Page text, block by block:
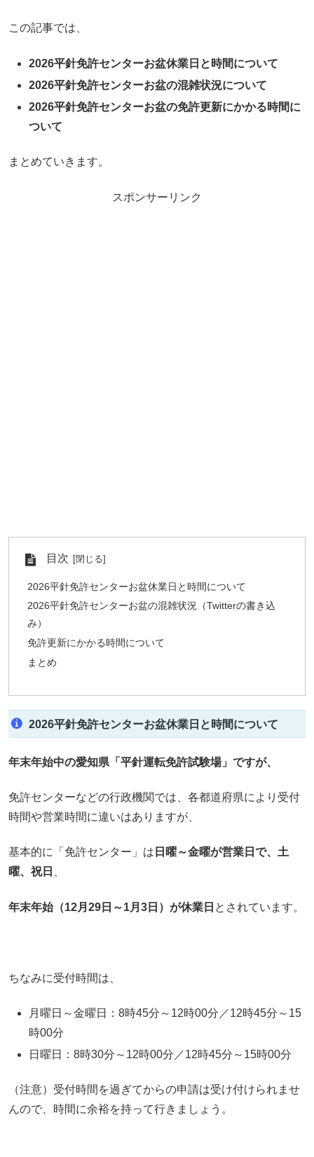
この記事では、
2026平針免許センターお盆休業日と時間について
2026平針免許センターお盆の混雑状況について
2026平針免許センターお盆の免許更新にかかる時間に
ついて
まとめていきます。
スポンサーリンク
目次
2026平針免許センターお盆休業日と時間について
2026平針免許センターお盆の混雑状況（Twitterの書き込
み）
免許更新にかかる時間について
まとめ
2026平針免許センターお盆休業日と時間について
年末年始中の愛知県「平針運転免許試験場」ですが、
免許センターなどの行政機関では、各都道府県により受付
時間や営業時間に違いはありますが、
基本的に「免許センター」は 日曜～金曜が営業日で、土
曜、祝日
年末年始（12月29日～1月3日）が休業日 とされています。
ちなみに受付時間は、
月曜日～金曜日：8時45分～12時00分／12時45分～15
時00分
日曜日：8時30分～12時00分／12時45分～15時00分
（注意）受付時間を過ぎてからの申請は受け付けられませ
んので、時間に余裕を持って行きましょう。